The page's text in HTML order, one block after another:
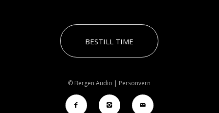
BESTILL TIME
© Bergen Audio | Personvern